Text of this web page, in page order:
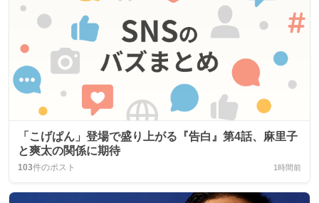
「こげぱん」登場で盛り上がる『告白』第4話、麻里子
と爽太の関係に期待
103件のポスト 1時間前